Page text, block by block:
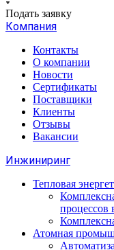
Подать заявку
Компания
Контакты
О компании
Новости
Сертификаты
Поставщики
Клиенты
Отзывы
Вакансии
Инжиниринг
Тепловая
процессов
Атомная